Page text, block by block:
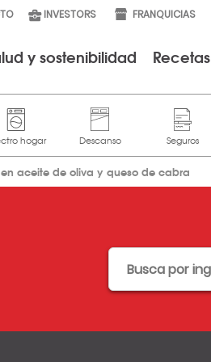
INVESTORS FRANQUICIAS
y sostenibilidad Recetas
aceite de oliva y queso de cabra